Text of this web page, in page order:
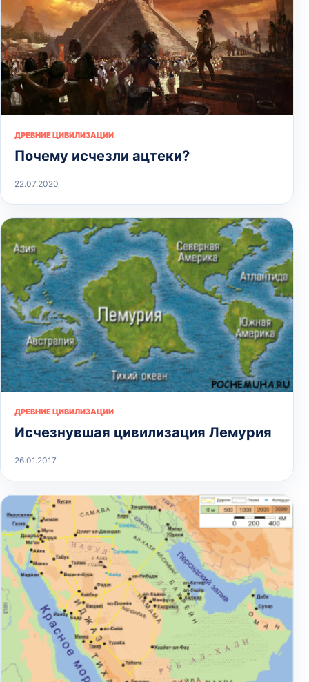
ДРЕВНИЕ ЦИВИЛИЗАЦИИ
Почему исчезли ацтеки?
22.07.2020
ДРЕВНИЕ ЦИВИЛИЗАЦИИ
Исчезнувшая цивилизация Лемурия
26.01.2017